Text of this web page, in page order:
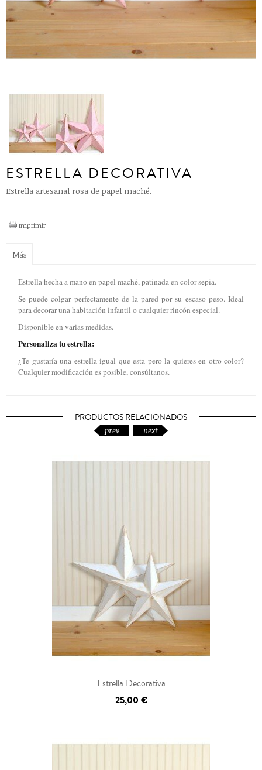
ESTRELLA DECORATIVA
Estrella artesanal rosa de papel maché.
Imprimir
Más
Estrella hecha a mano en papel maché, patinada en color sepia.
Se puede colgar perfectamente de la pared por su escaso peso. Ideal
para decorar una habitación infantil o cualquier rincón especial.
Disponible en varias medidas.
Personaliza tu estrella:
¿Te gustaría una estrella igual que esta pero la quieres en otro color?
Cualquier modificación es posible, consúltanos.
PRODUCTOS RELACIONADOS
prev next
Estrella Decorativa
25,00 €